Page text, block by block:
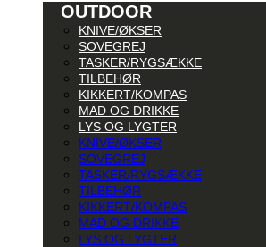
OUTDOOR
KNIVE/ØKSER
SOVEGREJ
TASKER/RYGSÆKKE
TILBEHØR
KIKKERT/KOMPAS
MAD OG DRIKKE
LYS OG LYGTER
KNIVE/ØKSER
SOVEGREJ
TASKER/RYGSÆKKE
TILBEHØR
KIKKERT/KOMPAS
MAD OG DRIKKE
LYS OG LYGTER